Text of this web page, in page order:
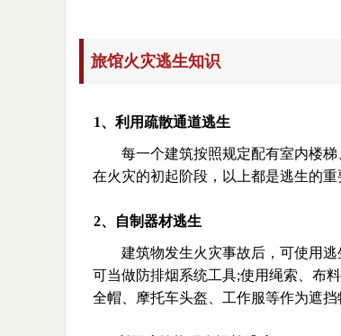
旅馆火灾逃生知识
1、利用疏散通道逃生
每一个建筑按照规定配有室内楼
在火灾的初起阶段，以上都是逃生的
2、自制器材逃生
建筑物发生火灾事故后，可使用
可当做防排烟系统工具;使用绳索、布
全帽、摩托车头盔、工作服等作为遮挡